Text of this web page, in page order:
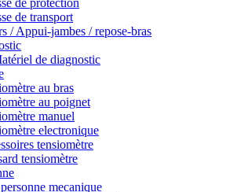
de protection
de transport
/ Appui-jambes / repose-bras
de diagnostic
au bras
au poignet
manuel
electronique
tensiomètre
tensiomètre
mecanique